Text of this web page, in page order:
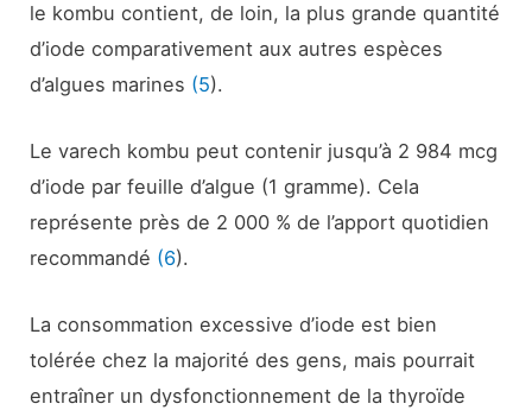
le kombu contient, de loin, la plus grande quantité
d’iode comparativement aux autres espèces
d’algues marines (5).
Le varech kombu peut contenir jusqu’à 2 984 mcg
d’iode par feuille d’algue (1 gramme). Cela
représente près de 2 000 % de l’apport quotidien
recommandé (6).
La consommation excessive d’iode est bien
tolérée chez la majorité des gens, mais pourrait
entraîner un dysfonctionnement de la thyroïde